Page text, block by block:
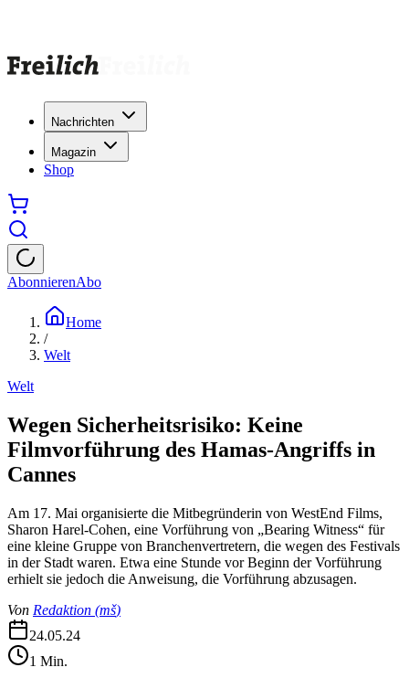
Nachrichten
Magazin
Shop
AbonnierenAbo
Home
/
Welt
Welt
Wegen Sicherheitsrisiko: Keine
Filmvorführung des Hamas-Angriffs in
Cannes
Am 17. Mai organisierte die Mitbegründerin von WestEnd Films,
Sharon Harel-Cohen, eine Vorführung von „Bearing Witness“ für
eine kleine Gruppe von Branchenvertretern, die wegen des Festivals
in der Stadt waren. Etwa eine Stunde vor Beginn der Vorführung
erhielt sie jedoch die Anweisung, die Vorführung abzusagen.
Von Redaktion (mš)
24.05.24
1 Min.